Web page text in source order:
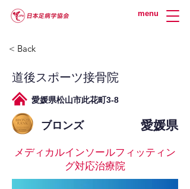
menu
< Back
道後スポーツ接骨院
愛媛県松山市此花町3-8
ブロンズ 愛媛県
メディカルインソールフィッティン
グ対応治療院